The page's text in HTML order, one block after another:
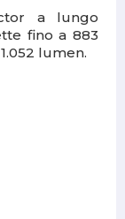
a lungo
fino a 883
lumen.